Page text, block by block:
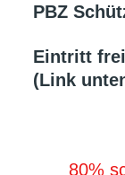
PBZ
Eintritt
(Link
80%